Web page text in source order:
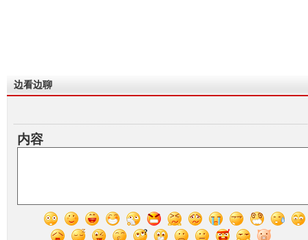
边看边聊
内容